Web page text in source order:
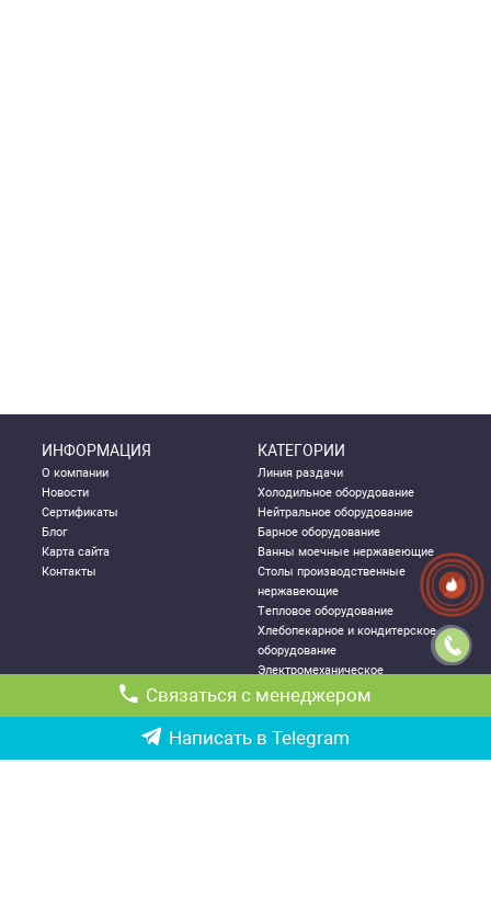
ИНФОРМАЦИЯ
О компании
Новости
Сертификаты
Блог
Карта сайта
Контакты
КАТЕГОРИИ
Линия раздачи
Холодильное оборудование
Нейтральное оборудование
Барное оборудование
Ванны моечные нержавеющие
Столы производственные
нержавеющие
Тепловое оборудование
Хлебопекарное и кондитерское
оборудование
Электромеханическое
оборудование
Посудомоечное оборудование
Стеллажи металлические
Связаться с менеджером
Написать в Telegram